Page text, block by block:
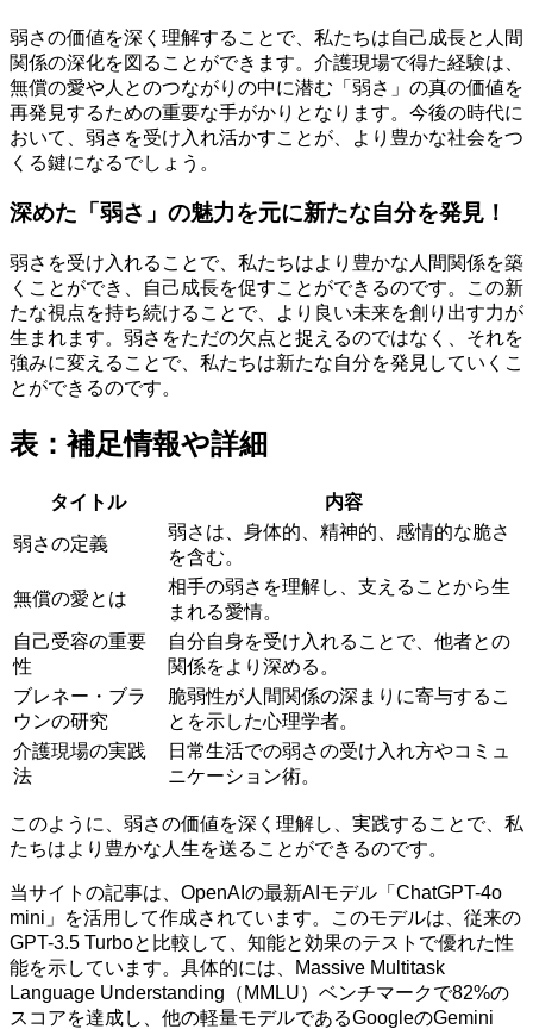
弱さの価値を深く理解することで、私たちは自己成長と人間
関係の深化を図ることができます。介護現場で得た経験は、
無償の愛や人とのつながりの中に潜む「弱さ」の真の価値を
再発見するための重要な手がかりとなります。今後の時代に
おいて、弱さを受け入れ活かすことが、より豊かな社会をつ
くる鍵になるでしょう。
深めた「弱さ」の魅力を元に新たな自分を発見！
弱さを受け入れることで、私たちはより豊かな人間関係を築
くことができ、自己成長を促すことができるのです。この新
たな視点を持ち続けることで、より良い未来を創り出す力が
生まれます。弱さをただの欠点と捉えるのではなく、それを
強みに変えることで、私たちは新たな自分を発見していくこ
とができるのです。
表：補足情報や詳細
タイトル 内容
弱さの定義
弱さは、身体的、精神的、感情的な脆さ
を含む。
無償の愛とは
相手の弱さを理解し、支えることから生
まれる愛情。
自己受容の重要
性
自分自身を受け入れることで、他者との
関係をより深める。
ブレネー・ブラ
ウンの研究
脆弱性が人間関係の深まりに寄与するこ
とを示した心理学者。
介護現場の実践
法
日常生活での弱さの受け入れ方やコミュ
ニケーション術。
このように、弱さの価値を深く理解し、実践することで、私
たちはより豊かな人生を送ることができるのです。
当サイトの記事は、OpenAIの最新AIモデル「ChatGPT-4o
mini」を活用して作成されています。このモデルは、従来の
GPT-3.5 Turboと比較して、知能と効果のテストで優れた性
能を示しています。具体的には、Massive Multitask
Language Understanding（MMLU）ベンチマークで82%の
スコアを達成し、他の軽量モデルであるGoogleのGemini